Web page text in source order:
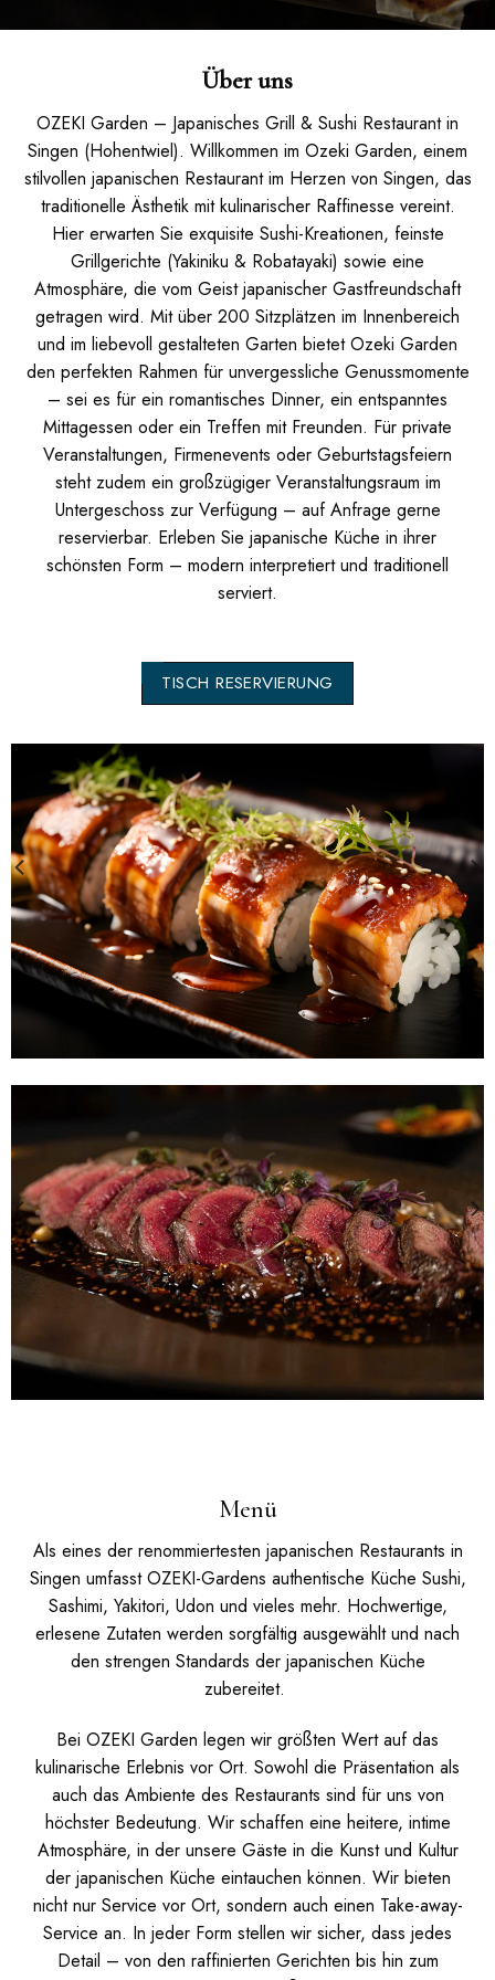
Über uns
OZEKI Garden – Japanisches Grill & Sushi Restaurant in
Singen (Hohentwiel). Willkommen im Ozeki Garden, einem
stilvollen japanischen Restaurant im Herzen von Singen, das
traditionelle Ästhetik mit kulinarischer Raffinesse vereint.
Hier erwarten Sie exquisite Sushi-Kreationen, feinste
Grillgerichte (Yakiniku & Robatayaki) sowie eine
Atmosphäre, die vom Geist japanischer Gastfreundschaft
getragen wird. Mit über 200 Sitzplätzen im Innenbereich
und im liebevoll gestalteten Garten bietet Ozeki Garden
den perfekten Rahmen für unvergessliche Genussmomente
– sei es für ein romantisches Dinner, ein entspanntes
Mittagessen oder ein Treffen mit Freunden. Für private
Veranstaltungen, Firmenevents oder Geburtstagsfeiern
steht zudem ein großzügiger Veranstaltungsraum im
Untergeschoss zur Verfügung – auf Anfrage gerne
reservierbar. Erleben Sie japanische Küche in ihrer
schönsten Form – modern interpretiert und traditionell
serviert.
TISCH RESERVIERUNG
Menü
Als eines der renommiertesten japanischen Restaurants in
Singen umfasst OZEKI-Gardens authentische Küche Sushi,
Sashimi, Yakitori, Udon und vieles mehr. Hochwertige,
erlesene Zutaten werden sorgfältig ausgewählt und nach
den strengen Standards der japanischen Küche
zubereitet.
Bei OZEKI Garden legen wir größten Wert auf das
kulinarische Erlebnis vor Ort. Sowohl die Präsentation als
auch das Ambiente des Restaurants sind für uns von
höchster Bedeutung. Wir schaffen eine heitere, intime
Atmosphäre, in der unsere Gäste in die Kunst und Kultur
der japanischen Küche eintauchen können. Wir bieten
nicht nur Service vor Ort, sondern auch einen Take-away-
Service an. In jeder Form stellen wir sicher, dass jedes
Detail – von den raffinierten Gerichten bis hin zum